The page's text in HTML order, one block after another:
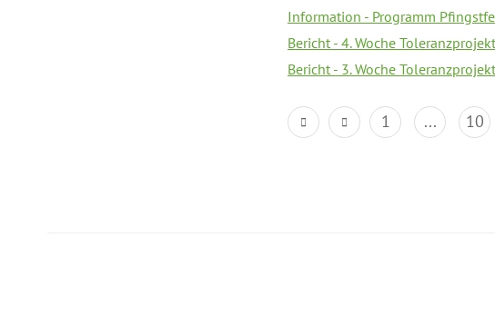
Information - Programm
Bericht - 4. Woche
Bericht - 3. Woche
1 ... 10